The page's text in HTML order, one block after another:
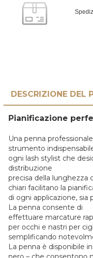
DESCRIZIONE DEL
Pianificazione
Una penna
strumento
ogni lash stylist che
distribuzione
precisa della lunghezza
chiari facilitano la
di ogni applicazione, sia
La penna consente di
effettuare marcature
per occhi e nastri per
semplificando
La penna è disponibile